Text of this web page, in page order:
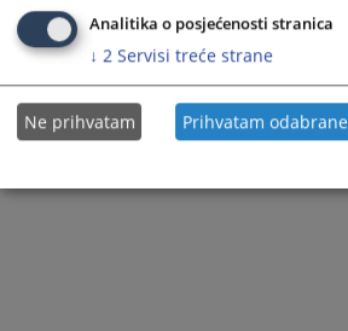
Analitika o posjećenosti stranica
↓ 2 Servisi treće strane
Ne prihvatam Prihvatam odabrane